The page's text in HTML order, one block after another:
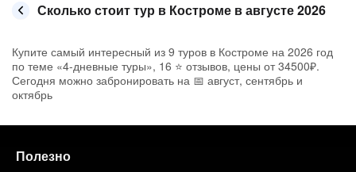
Сколько стоит тур в Костроме в августе 2026
Купите самый интересный из 9 туров в Костроме на 2026 год
по теме «4-дневные туры», 16 ⭐ отзывов, цены от 34500₽.
Сегодня можно забронировать на 📅 август, сентябрь и
октябрь
Полезно